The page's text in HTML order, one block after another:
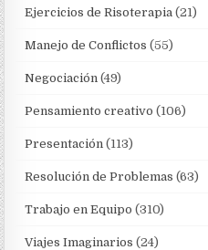
Ejercicios de Risoterapia (21)
Manejo de Conflictos (55)
Negociación (49)
Pensamiento creativo (106)
Presentación (113)
Resolución de Problemas (63)
Trabajo en Equipo (310)
Viajes Imaginarios (24)